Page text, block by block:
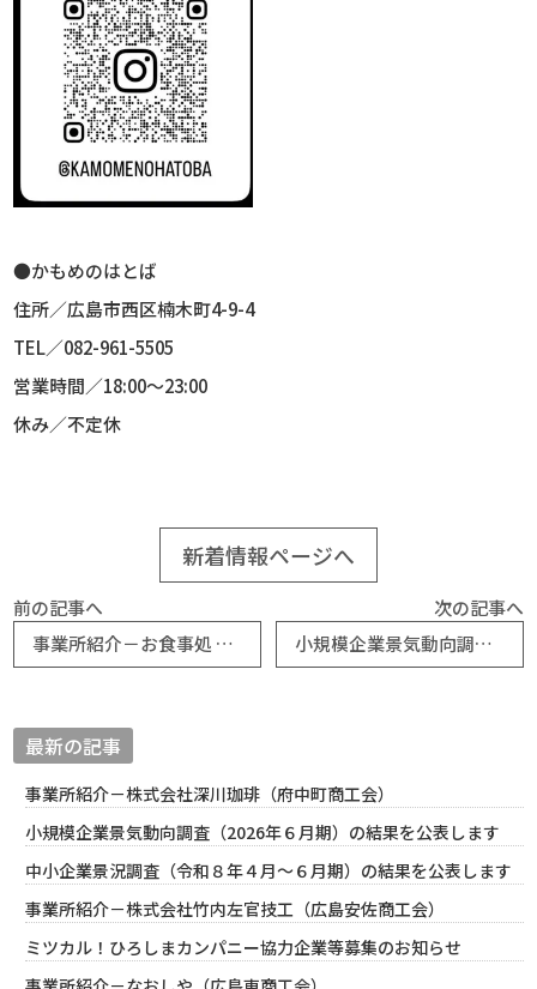
●かもめのはとば
住所／広島市西区楠木町4-9-4
TEL／082-961-5505
営業時間／18:00～23:00
休み／不定休
新着情報ページへ
前の記事へ
事業所紹介－お食事処 はまや（尾道しまなみ商工会）
次の記事へ
小規模企業景気動向調査（2025年５月期）の結果を公表します
最新の記事
事業所紹介－株式会社深川珈琲（府中町商工会）
小規模企業景気動向調査（2026年６月期）の結果を公表します
中小企業景況調査（令和８年４月～６月期）の結果を公表します
事業所紹介－株式会社竹内左官技工（広島安佐商工会）
ミツカル！ひろしまカンパニー協力企業等募集のお知らせ